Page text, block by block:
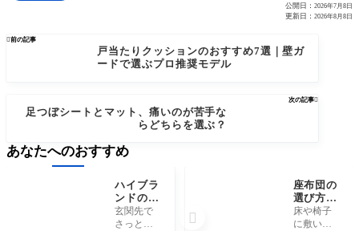
公開日： 2026年7月8日
更新日： 2026年8月8日
前の記事
戸当たりクッションのおすすめ7選｜壁ガ
ードで選ぶプロ推奨モデル
次の記事
足つぼシートとマット、痛いのが苦手な
らどちらを選ぶ？
あなたへのおすすめ
ハイブラ
ンドのス
リッパは
何が違
玄関先で
さっと履
座布団の
選び方で
迷う人へ
｜へたり
床や椅子
に敷いて
